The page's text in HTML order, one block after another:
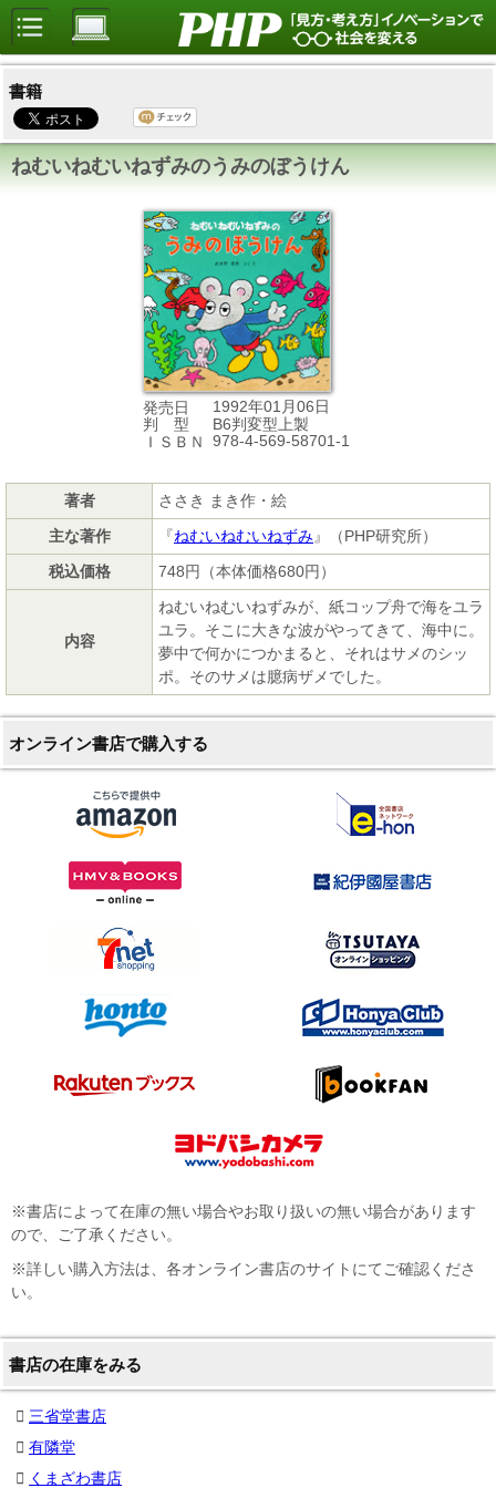
書籍
ねむいねむいねずみのうみのぼうけん
発売日
1992年01月06日
判 型
B6判変型上製
ＩＳＢＮ
978-4-569-58701-1
著者
ささき まき作・絵
主な著作
『ねむいねむいねずみ』（PHP研究所）
税込価格
748円（本体価格680円）
内容
ねむいねむいねずみが、紙コップ舟で海をユラ
ユラ。そこに大きな波がやってきて、海中に。
夢中で何かにつかまると、それはサメのシッ
ポ。そのサメは臆病ザメでした。
オンライン書店で購入する
※書店によって在庫の無い場合やお取り扱いの無い場合があります
ので、ご了承ください。
※詳しい購入方法は、各オンライン書店のサイトにてご確認くださ
い。
書店の在庫をみる
三省堂書店
有隣堂
くまざわ書店